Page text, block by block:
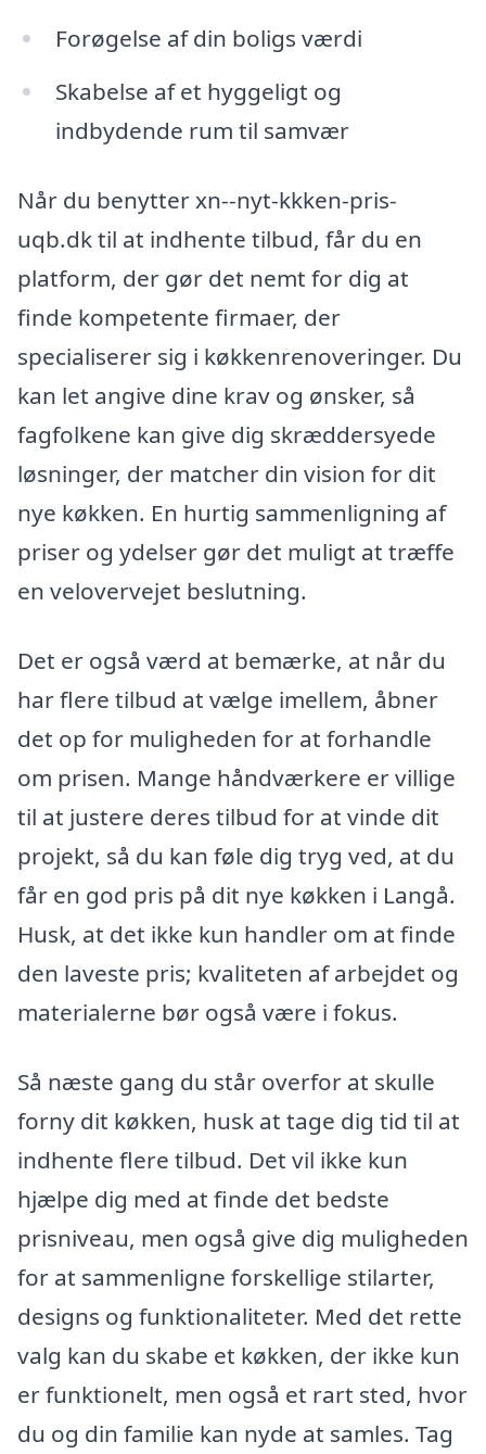
Forøgelse af din boligs værdi
Skabelse af et hyggeligt og
indbydende rum til samvær
Når du benytter xn--nyt-kkken-pris-
uqb.dk til at indhente tilbud, får du en
platform, der gør det nemt for dig at
finde kompetente firmaer, der
specialiserer sig i køkkenrenoveringer. Du
kan let angive dine krav og ønsker, så
fagfolkene kan give dig skræddersyede
løsninger, der matcher din vision for dit
nye køkken. En hurtig sammenligning af
priser og ydelser gør det muligt at træffe
en velovervejet beslutning.
Det er også værd at bemærke, at når du
har flere tilbud at vælge imellem, åbner
det op for muligheden for at forhandle
om prisen. Mange håndværkere er villige
til at justere deres tilbud for at vinde dit
projekt, så du kan føle dig tryg ved, at du
får en god pris på dit nye køkken i Langå.
Husk, at det ikke kun handler om at finde
den laveste pris; kvaliteten af arbejdet og
materialerne bør også være i fokus.
Så næste gang du står overfor at skulle
forny dit køkken, husk at tage dig tid til at
indhente flere tilbud. Det vil ikke kun
hjælpe dig med at finde det bedste
prisniveau, men også give dig muligheden
for at sammenligne forskellige stilarter,
designs og funktionaliteter. Med det rette
valg kan du skabe et køkken, der ikke kun
er funktionelt, men også et rart sted, hvor
du og din familie kan nyde at samles. Tag